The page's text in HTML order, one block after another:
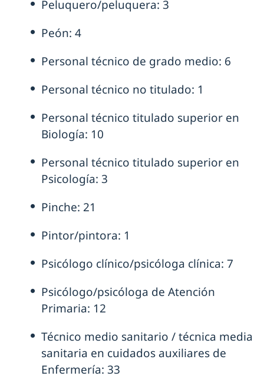
Peluquero/peluquera: 3
Peón: 4
Personal técnico de grado medio: 6
Personal técnico no titulado: 1
Personal técnico titulado superior en
Biología: 10
Personal técnico titulado superior en
Psicología: 3
Pinche: 21
Pintor/pintora: 1
Psicólogo clínico/psicóloga clínica: 7
Psicólogo/psicóloga de Atención
Primaria: 12
Técnico medio sanitario / técnica media
sanitaria en cuidados auxiliares de
Enfermería: 33